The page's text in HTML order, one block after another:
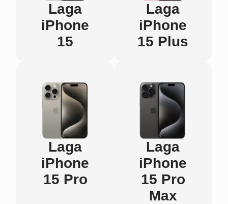
Laga
iPhone
15
Laga
iPhone
15 Plus
Laga
iPhone
15 Pro
Laga
iPhone
15 Pro
Max